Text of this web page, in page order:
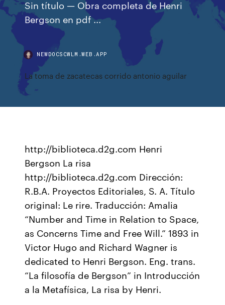
Sin título — Obra completa de Henri
Bergson en pdf ...
NEWDOCSCWLM.WEB.APP
La toma de zacatecas corrido antonio aguilar
http://biblioteca.d2g.com Henri
Bergson La risa
http://biblioteca.d2g.com Dirección:
R.B.A. Proyectos Editoriales, S. A. Título
original: Le rire. Traducción: Amalia
“Number and Time in Relation to Space,
as Concerns Time and Free Will.” 1893 in
Victor Hugo and Richard Wagner is
dedicated to Henri Bergson. Eng. trans.
“La filosofía de Bergson” in Introducción
a la Metafísica, La risa by Henri.